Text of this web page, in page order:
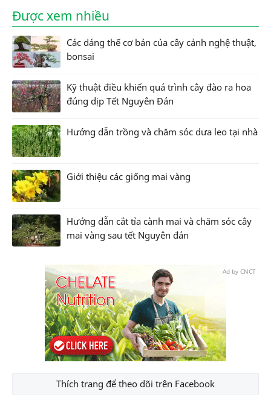
Được xem nhiều
Các dáng thế cơ bản của cây cảnh nghệ thuật,
bonsai
Kỹ thuật điều khiển quá trình cây đào ra hoa
đúng dịp Tết Nguyên Đán
Hướng dẫn trồng và chăm sóc dưa leo tại nhà
Giới thiệu các giống mai vàng
Hướng dẫn cắt tỉa cành mai và chăm sóc cây
mai vàng sau tết Nguyên đán
Ad by CNCT
Thích trang để theo dõi trên Facebook